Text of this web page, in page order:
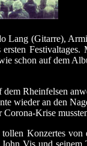
Lang (Gitarre),
schon auf dem
Rheinfelsen
wieder an den
Krise
Konzertes
Vis und seinem